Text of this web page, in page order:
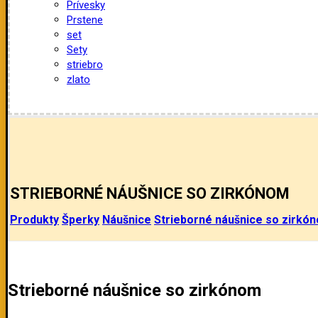
Prívesky
Prstene
set
Sety
striebro
zlato
STRIEBORNÉ NÁUŠNICE SO ZIRKÓNOM
Produkty Šperky Náušnice Strieborné náušnice so
Strieborné náušnice so zirkónom